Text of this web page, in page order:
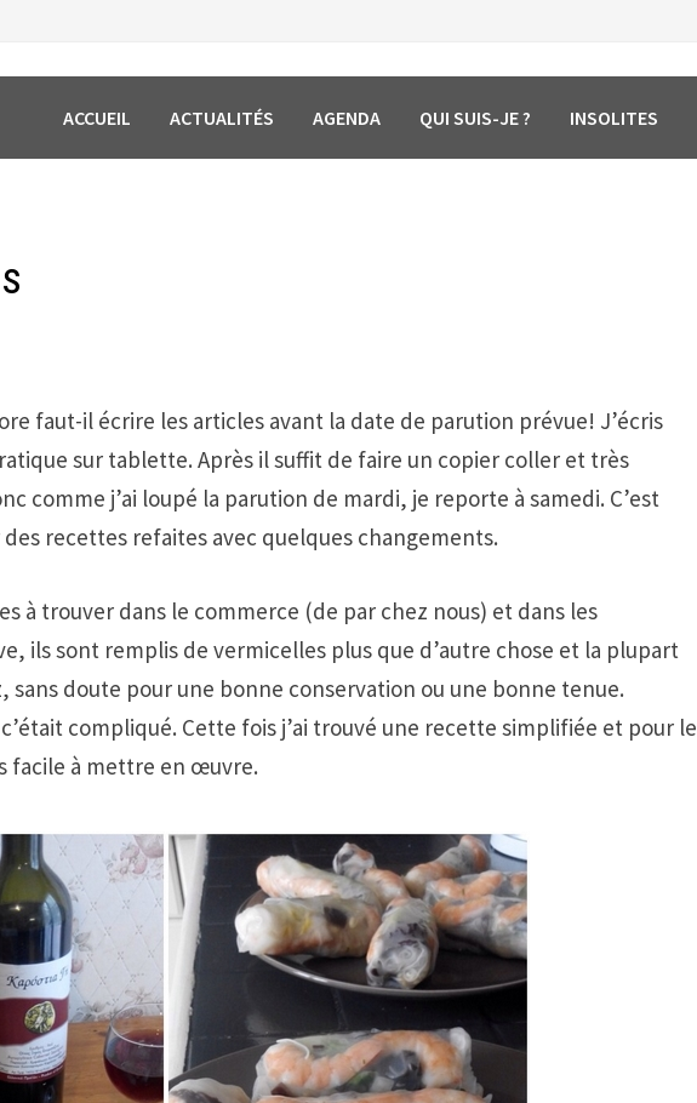
ACCUEIL ACTUALITÉS AGENDA QUI SUIS-JE ? INSOLITES
faut-il écrire les articles avant la date de parution prévue! J’écris
sur tablette. Après il suffit de faire un copier coller et très
comme j’ai loupé la parution de mardi, je reporte à samedi. C’est
recettes refaites avec quelques changements.
à trouver dans le commerce (de par chez nous) et dans les
ils sont remplis de vermicelles plus que d’autre chose et la plupart
sans doute pour une bonne conservation ou une bonne tenue.
compliqué. Cette fois j’ai trouvé une recette simplifiée et pour le
facile à mettre en œuvre.